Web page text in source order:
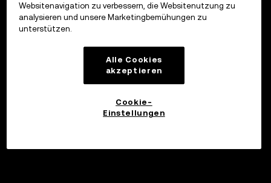
Websitenavigation zu verbessern, die Websitenutzung zu
analysieren und unsere Marketingbemühungen zu
unterstützen.
Alle Cookies
akzeptieren
Cookie-
Einstellungen